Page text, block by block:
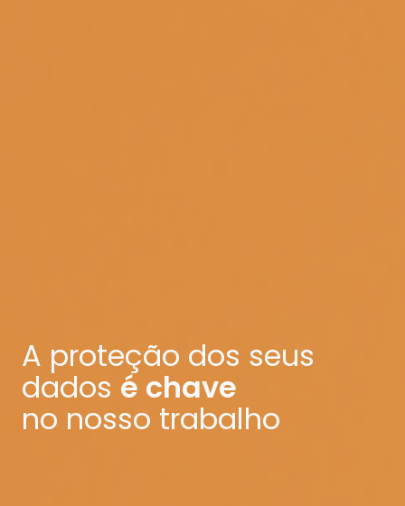
A proteção dos seus
dados é chave
no nosso trabalho